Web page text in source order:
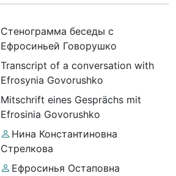
Стенограмма беседы с
Ефросиньей Говорушко
Transcript of a conversation with
Efrosynia Govorushko
Mitschrift eines Gesprächs mit
Efrosinia Govorushko
Нина Константиновна
Стрелкова
Ефросинья Остаповна